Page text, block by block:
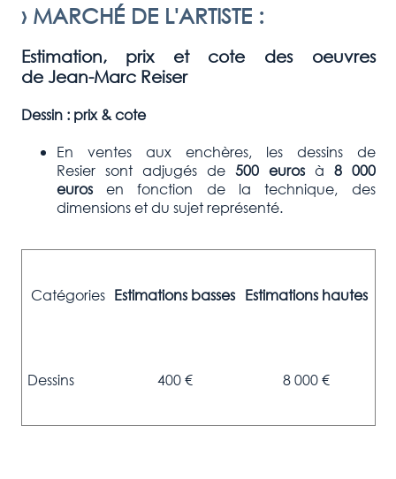
› MARCHÉ DE L'ARTISTE:
Estimation, prix et cote des oeuvres
de Jean-Marc Reiser
Dessin : prix & cote
En ventes aux enchères, les dessins de
Resier sont adjugés de500 eurosà 8 000
euros en fonction de la technique, des
dimensions et du sujet représenté.
Catégories Estimations basses Estimations hautes
Dessins 400 € 8 000 €